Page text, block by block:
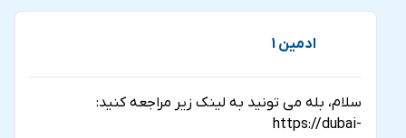
کابین لانژ پلاس چرخ و فلک عین دبی
ادمین 1
سلام، بله می تونید به لینک زیر مراجعه کنید:
https://dubai-